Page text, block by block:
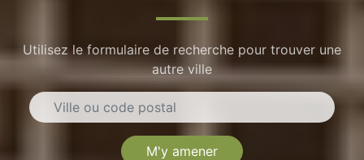
Utilisez le formulaire de recherche pour trouver une
autre ville
M'y amener